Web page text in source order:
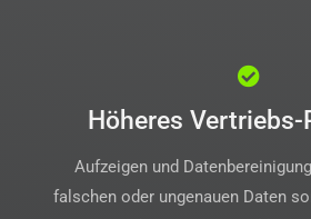
Höheres
Aufzeigen und
falschen oder ungenauen Daten